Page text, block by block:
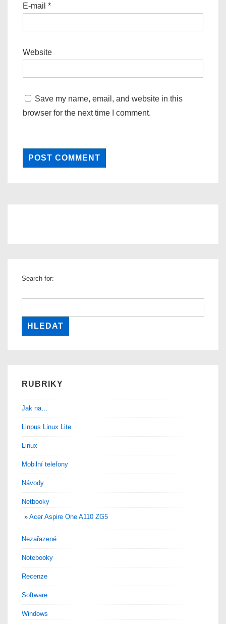
E-mail *
Website
Save my name, email, and website in this
browser for the next time I comment.
Search for:
RUBRIKY
Jak na…
Linpus Linux Lite
Linux
Mobilní telefony
Návody
Netbooky
Acer Aspire One A110 ZG5
Nezařazené
Notebooky
Recenze
Software
Windows